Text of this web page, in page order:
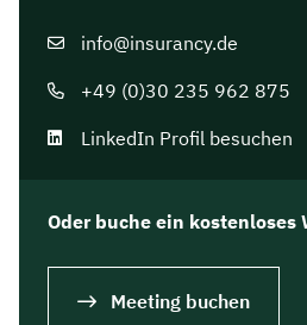
info@insurancy.de
+49 (0)30 235 962 875
LinkedIn Profil besuchen
Oder buche ein kostenloses
Meeting buchen